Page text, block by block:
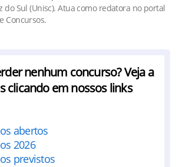
do Sul (Unisc). Atua como redatora no portal
Concursos.
nenhum concurso? Veja a
clicando em nossos links
abertos
2026
previstos